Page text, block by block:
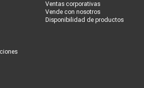
Ventas corporativas
Vende con nosotros
Disponibilidad de productos